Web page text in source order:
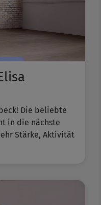
Die beliebte
in die nächste
Stärke, Aktivität